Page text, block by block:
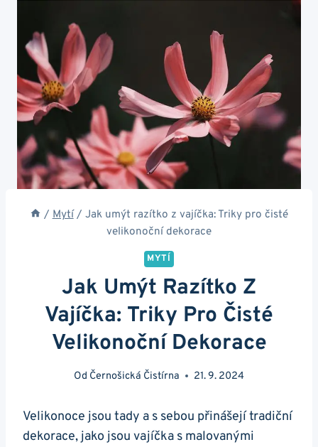
/ Mytí / Jak umýt razítko z vajíčka: Triky pro čisté
velikonoční dekorace
MYTÍ
Jak Umýt Razítko Z
Vajíčka: Triky Pro Čisté
Velikonoční Dekorace
Od Černošická Čistírna 21. 9. 2024
Velikonoce jsou tady a s sebou přinášejí tradiční
dekorace, jako jsou vajíčka s malovanými